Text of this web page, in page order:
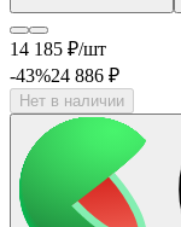
14 185 ₽/шт
-43%24 886 ₽
Нет в наличии